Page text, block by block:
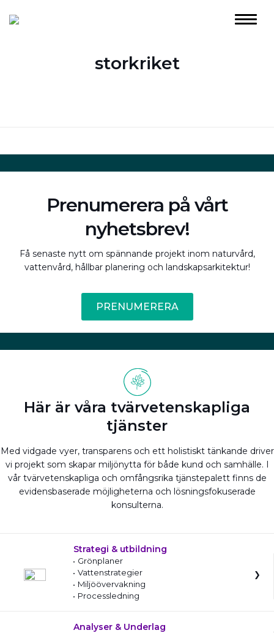
storkriket
Prenumerera på vårt
nyhetsbrev!
Få senaste nytt om spännande projekt inom naturvård,
vattenvård, hållbar planering och landskapsarkitektur!
PRENUMERERA
Här är våra tvärvetenskapliga
tjänster
Med vidgade vyer, transparens och ett holistiskt tänkande driver
vi projekt som skapar miljönytta för både kund och samhälle. I
vår tvärvetenskapliga och omfångsrika tjänstepalett finns de
evidensbaserade möjligheterna och lösningsfokuserade
konsulterna.
Strategi & utbildning
Grönplaner
Vattenstrategier
Miljöövervakning
Processledning
Analyser & Underlag